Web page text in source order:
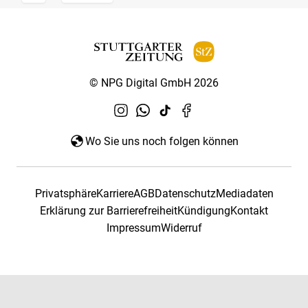
© NPG Digital GmbH 2026
Wo Sie uns noch folgen können
PrivatsphäreKarriereAGBDatenschutzMediadaten
Erklärung zur BarrierefreiheitKündigungKontakt
ImpressumWiderruf